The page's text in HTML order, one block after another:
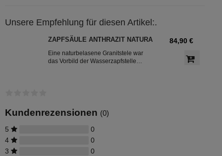
Unsere Empfehlung für diesen Artikel:.
ZAPFSÄULE ANTHRAZIT NATURA
Eine naturbelasene Granitstele war
das Vorbild der Wasserzapfstelle
Blickfang in Ihrem Garten entpuppen.
84,90 €
Kundenrezensionen (0)
5
0
4
0
3
0